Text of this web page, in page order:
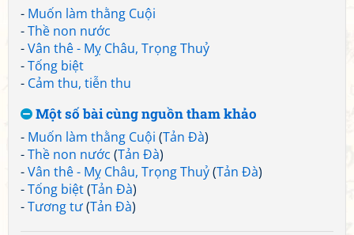
- Muốn làm thằng Cuội
-Thề non nước
-Vân thê - Mỵ Châu, Trọng Thuỷ
-Tống biệt
- Cảm thu, tiễn thu
Một số bài cùng nguồn tham khảo
- Muốn làm thằng Cuội (Tản Đà)
-Thề non nước (Tản Đà)
-Vân thê - Mỵ Châu, Trọng Thuỷ(Tản Đà)
-Tống biệt(Tản Đà)
-Tương tư(Tản Đà)